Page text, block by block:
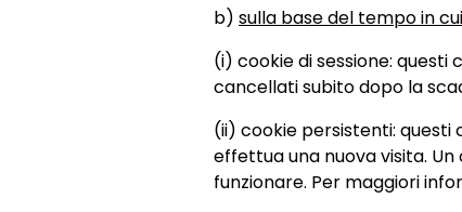
b) sulla base del tempo in
(i) cookie di sessione:
cancellati subito dopo la
(ii) cookie persistenti: questi
effettua una nuova visita.
funzionare. Per maggiori